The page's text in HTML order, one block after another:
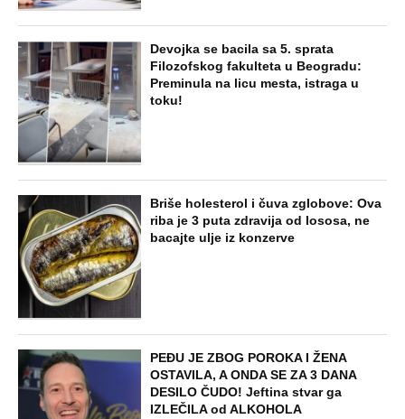
Devojka se bacila sa 5. sprata
Filozofskog fakulteta u Beogradu:
Preminula na licu mesta, istraga u
toku!
Briše holesterol i čuva zglobove: Ova
riba je 3 puta zdravija od lososa, ne
bacajte ulje iz konzerve
PEĐU JE ZBOG POROKA I ŽENA
OSTAVILA, A ONDA SE ZA 3 DANA
DESILO ČUDO! Jeftina stvar ga
IZLEČILA od ALKOHOLA